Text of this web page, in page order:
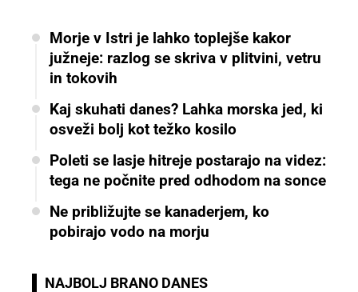
Morje v Istri je lahko toplejše kakor
južneje: razlog se skriva v plitvini, vetru
in tokovih
Kaj skuhati danes? Lahka morska jed, ki
osveži bolj kot težko kosilo
Poleti se lasje hitreje postarajo na videz:
tega ne počnite pred odhodom na sonce
Ne približujte se kanaderjem, ko
pobirajo vodo na morju
NAJBOLJ BRANO DANES